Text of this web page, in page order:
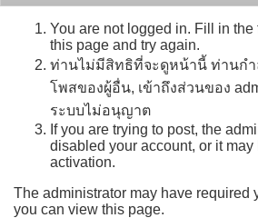
You are not logged in. Fill in the
this page and try again.
ท่านไม่มีสิทธิที่จะดูหน้านี้ ท่านกำ
โพสของผู้อื่น, เข้าถึงส่วนของ
ระบบไม่อนุญาต
If you are trying to post, the
disabled your account, or it may
activation.
The administrator may have required
you can view this page.